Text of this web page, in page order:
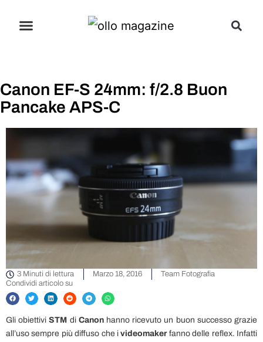
Canon EF-S 24mm: f/2.8 Buon
Pancake APS-C
3 Minuti di lettura Marzo 18, 2016
Team Fotografia
Condividi articolo su
Gli obiettiviSTM di Canonhanno ricevuto un buon successo grazie
all’uso sempre più diffuso che ivideomakerfanno delle reflex. Infatti